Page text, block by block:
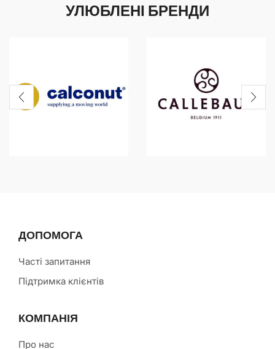
УЛЮБЛЕНІ БРЕНДИ
ДОПОМОГА
Часті запитання
Підтримка клієнтів
КОМПАНІЯ
Про нас